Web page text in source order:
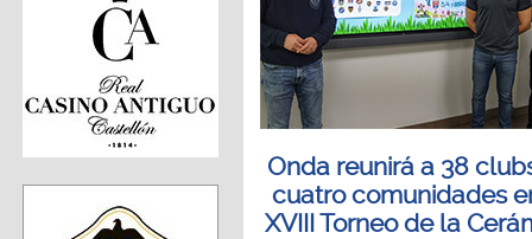
Onda reunirá a 38
cuatro comunidades
XVIII Torneo de la